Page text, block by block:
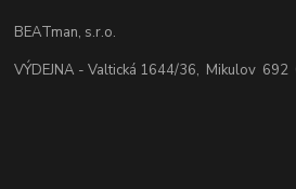
BEATman, s.r.o.
VÝDEJNA - Valtická 1644/36, Mikulov 692